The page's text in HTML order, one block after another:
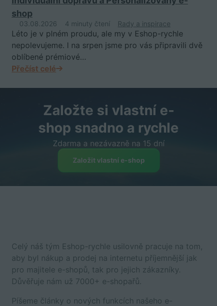
shop
03.08.2026 4 minuty čtení Rady a inspirace
Léto je v plném proudu, ale my v Eshop-rychle
nepolevujeme. I na srpen jsme pro vás připravili dvě
oblíbené prémiové…
Přečíst celé
Založte si vlastní e-
shop snadno a rychle
Zdarma a nezávazně na 15 dní
Založit vlastní e-shop
Celý náš tým Eshop-rychle usilovně pracuje na tom,
aby byl nákup a prodej na internetu příjemnější jak
pro majitele e-shopů, tak pro jejich zákazníky.
Důvěřuje nám už 7000+ e-shopařů.
Píšeme články o nových funkcích našeho e-